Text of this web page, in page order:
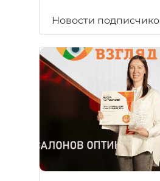
Новости